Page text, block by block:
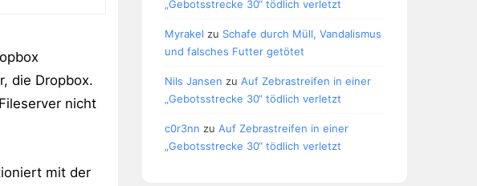
die Dropbox.
nicht
mit der
„Gebotsstrecke 30“ tödlich verletzt
Myrakel zu Schafe durch Müll, Vandalismus
und falsches Futter getötet
Nils Jansen zu Auf Zebrastreifen in einer
„Gebotsstrecke 30“ tödlich verletzt
c0r3nn zu Auf Zebrastreifen in einer
„Gebotsstrecke 30“ tödlich verletzt